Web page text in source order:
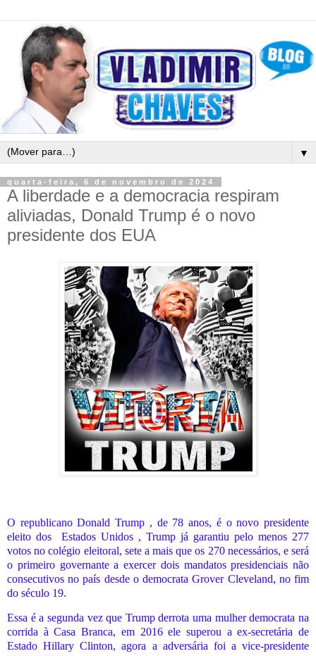
▼
quarta-feira, 6 de novembro de 2024
A liberdade e a democracia respiram
aliviadas, Donald Trump é o novo
presidente dos EUA
O republicano Donald Trump , de 78 anos, é o novo presidente
eleito dos
Estados Unidos , Trump já garantiu pelo menos 277
votos no colégio eleitoral, sete a mais que os 270 necessários, e será
o primeiro governante a exercer dois mandatos presidenciais não
consecutivos no país desde o democrata Grover Cleveland, no fim
do século 19.
Essa é a segunda vez que Trump derrota uma mulher democrata na
corrida à Casa Branca, em 2016 ele superou a ex-secretária de
Estado Hillary Clinton, agora a adversária foi a vice-presidente